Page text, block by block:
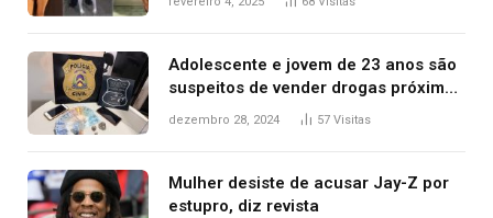
Adolescente e jovem de 23 anos são
suspeitos de vender drogas próximo
de delegacia e escola, diz polícia
dezembro 28, 2024 57 Visitas
Mulher desiste de acusar Jay-Z por
estupro, diz revista